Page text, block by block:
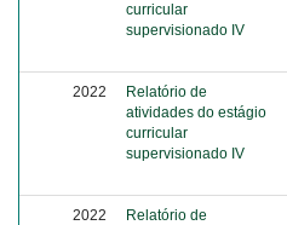
curricular
supervisionado IV
2022
Relatório de
atividades do estágio
curricular
supervisionado IV
2022
Relatório de